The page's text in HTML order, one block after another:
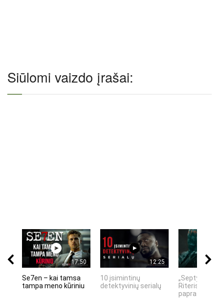
Siūlomi vaizdo įrašai:
17:50
Se7en – kai tamsa
tampa meno kūriniu
12:25
10 įsimintinų
detektyvinių serialų
„Septynių
Riteris" – kai